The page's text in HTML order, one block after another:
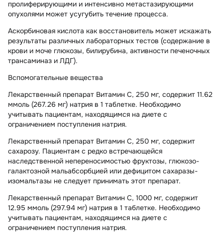
пролиферирующими и интенсивно метастазирующими
опухолями может усугубить течение процесса.
Аскорбиновая кислота как восстановитель может искажать
результаты различных лабораторных тестов (содержание в
крови и моче глюкозы, билирубина, активности печеночных
трансаминаз и ЛДГ).
Вспомогательные вещества
Лекарственный препарат Витамин С, 250 мг, содержит 11.62
ммоль (267.26 мг) натрия в 1 таблетке. Необходимо
учитывать пациентам, находящимся на диете с
ограничением поступления натрия.
Лекарственный препарат Витамин С, 250 мг, содержит
сахарозу. Пациентам с редко встречающейся
наследственной непереносимостью фруктозы, глюкозо-
галактозной мальабсорбцией или дефицитом сахаразы-
изомальтазы не следует принимать этот препарат.
Лекарственный препарат Витамин С, 1000 мг, содержит
12.95 ммоль (297.94 мг) натрия в 1 таблетке. Необходимо
учитывать пациентам, находящимся на диете с
ограничением поступления натрия.